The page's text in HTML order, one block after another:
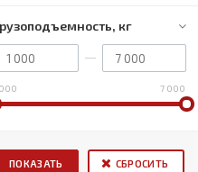
кг
7 000
СБРОСИТЬ